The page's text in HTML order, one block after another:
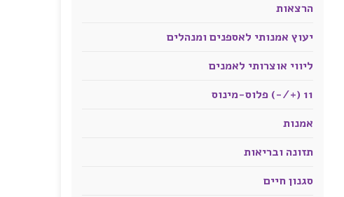
הרצאות
יעוץ אמנותי לאספנים ומנהלים
ליווי אוצרותי לאמנים
11 (+/-) פלוס-מינוס
אמנות
תזונה ובריאות
סגנון חיים